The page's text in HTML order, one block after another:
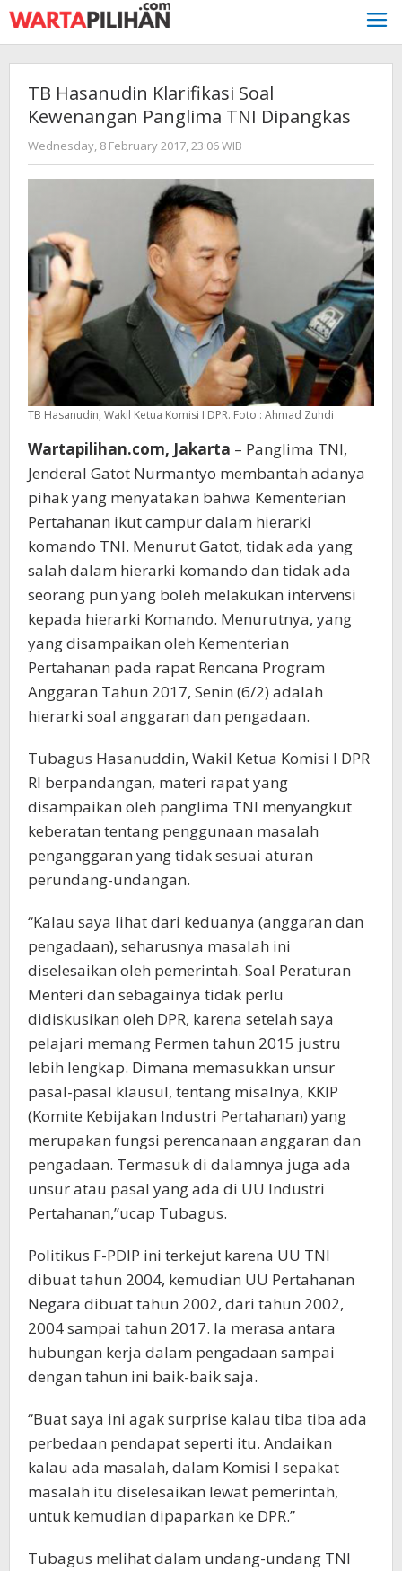
Skip
to
content
TB Hasanudin Klarifikasi Soal
Kewenangan Panglima TNI Dipangkas
Wednesday, 8 February 2017, 23:06 WIB
redaksi
TB Hasanudin, Wakil Ketua Komisi I DPR. Foto : Ahmad Zuhdi
Wartapilihan.com, Jakarta – Panglima TNI,
Jenderal Gatot Nurmantyo membantah adanya
pihak yang menyatakan bahwa Kementerian
Pertahanan ikut campur dalam hierarki
komando TNI. Menurut Gatot, tidak ada yang
salah dalam hierarki komando dan tidak ada
seorang pun yang boleh melakukan intervensi
kepada hierarki Komando. Menurutnya, yang
yang disampaikan oleh Kementerian
Pertahanan pada rapat Rencana Program
Anggaran Tahun 2017, Senin (6/2) adalah
hierarki soal anggaran dan pengadaan.
Tubagus Hasanuddin, Wakil Ketua Komisi I DPR
RI berpandangan, materi rapat yang
disampaikan oleh panglima TNI menyangkut
keberatan tentang penggunaan masalah
penganggaran yang tidak sesuai aturan
perundang-undangan.
“Kalau saya lihat dari keduanya (anggaran dan
pengadaan), seharusnya masalah ini
diselesaikan oleh pemerintah. Soal Peraturan
Menteri dan sebagainya tidak perlu
didiskusikan oleh DPR, karena setelah saya
pelajari memang Permen tahun 2015 justru
lebih lengkap. Dimana memasukkan unsur
pasal-pasal klausul, tentang misalnya, KKIP
(Komite Kebijakan Industri Pertahanan) yang
merupakan fungsi perencanaan anggaran dan
pengadaan. Termasuk di dalamnya juga ada
unsur atau pasal yang ada di UU Industri
Pertahanan,”ucap Tubagus.
Politikus F-PDIP ini terkejut karena UU TNI
dibuat tahun 2004, kemudian UU Pertahanan
Negara dibuat tahun 2002, dari tahun 2002,
2004 sampai tahun 2017. Ia merasa antara
hubungan kerja dalam pengadaan sampai
dengan tahun ini baik-baik saja.
“Buat saya ini agak surprise kalau tiba tiba ada
perbedaan pendapat seperti itu. Andaikan
kalau ada masalah, dalam Komisi I sepakat
masalah itu diselesaikan lewat pemerintah,
untuk kemudian dipaparkan ke DPR.”
Tubagus melihat dalam undang-undang TNI